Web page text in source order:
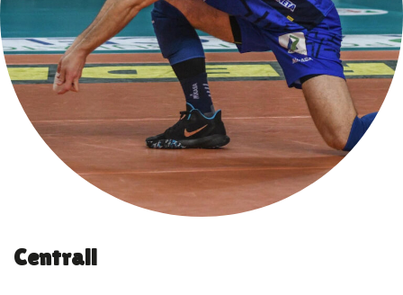
Centrali